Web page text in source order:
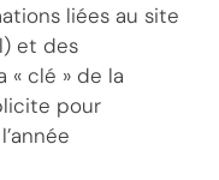
liées au site
et des
« clé » de la
pour